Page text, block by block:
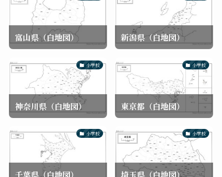
富山県（白地図） 新潟県（白地図）
小学校
神奈川県（白地図）
小学校
東京都（白地図）
小学校 小学校